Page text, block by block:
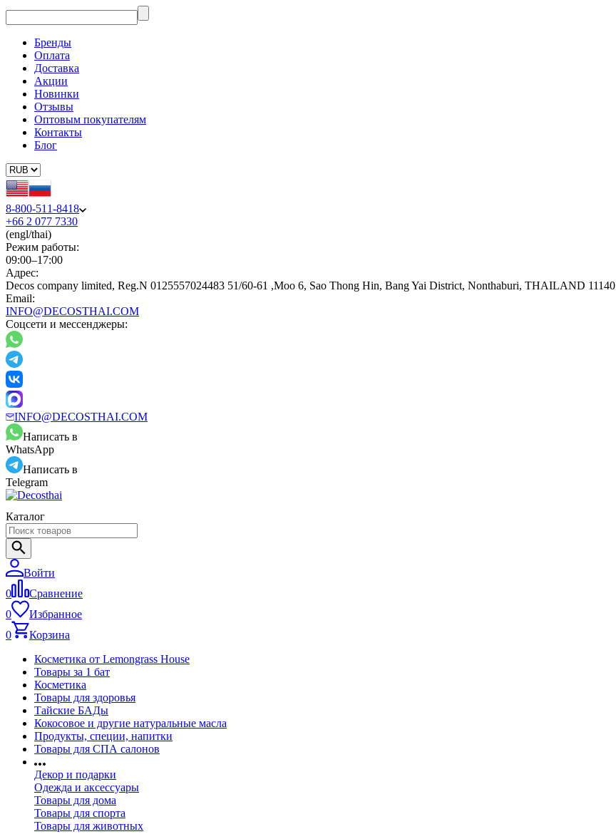
Бренды
Оплата
Доставка
Акции
Новинки
Отзывы
Оптовым покупателям
Контакты
Блог
8-800-511-8418
+66 2 077 7330
(engl/thai)
Режим работы:
09:00–17:00
Адрес:
Decos company limited, Reg.N 0125557024483 51/60-61 ,Moo 6, Sao Thong Hin, Bang Yai District, Nonthaburi, THAILAND 11140
Email:
INFO@DECOSTHAI.COM
Соцсети и мессенджеры:
INFO@DECOSTHAI.COM
Написать в
WhatsApp
Написать в
Telegram
Каталог
Войти
0
Сравнение
0
Избранное
0
Корзина
Косметика от Lemongrass House
Товары за 1 бат
Косметика
Товары для здоровья
Тайские БАДы
Кокосовое и другие натуральные масла
Продукты, специи, напитки
Товары для СПА салонов
Декор и подарки
Одежда и аксессуары
Товары для дома
Товары для спорта
Товары для животных